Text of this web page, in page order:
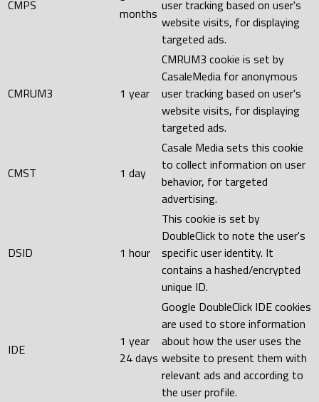
CMPS
months user tracking based on user's
website visits, for displaying
targeted ads.
CMRUM3 1 year
CMRUM3 cookie is set by
CasaleMedia for anonymous
user tracking based on user's
website visits, for displaying
targeted ads.
CMST 1 day
Casale Media sets this cookie
to collect information on user
behavior, for targeted
advertising.
DSID 1 hour
This cookie is set by
DoubleClick to note the user's
specific user identity. It
contains a hashed/encrypted
unique ID.
IDE
1 year
24 days
Google DoubleClick IDE cookies
are used to store information
about how the user uses the
website to present them with
relevant ads and according to
the user profile.